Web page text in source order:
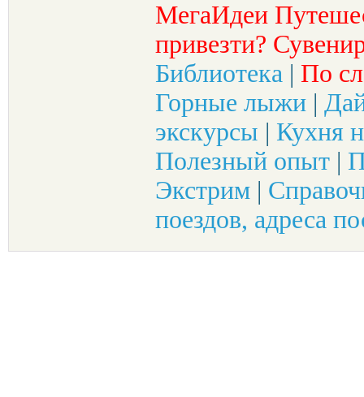
МегаИдеи
привезти?
Библиотека | По
Горные лыжи |
экскурсы | Кухня
Полезный опыт |
Экстрим |
поездов, адреса